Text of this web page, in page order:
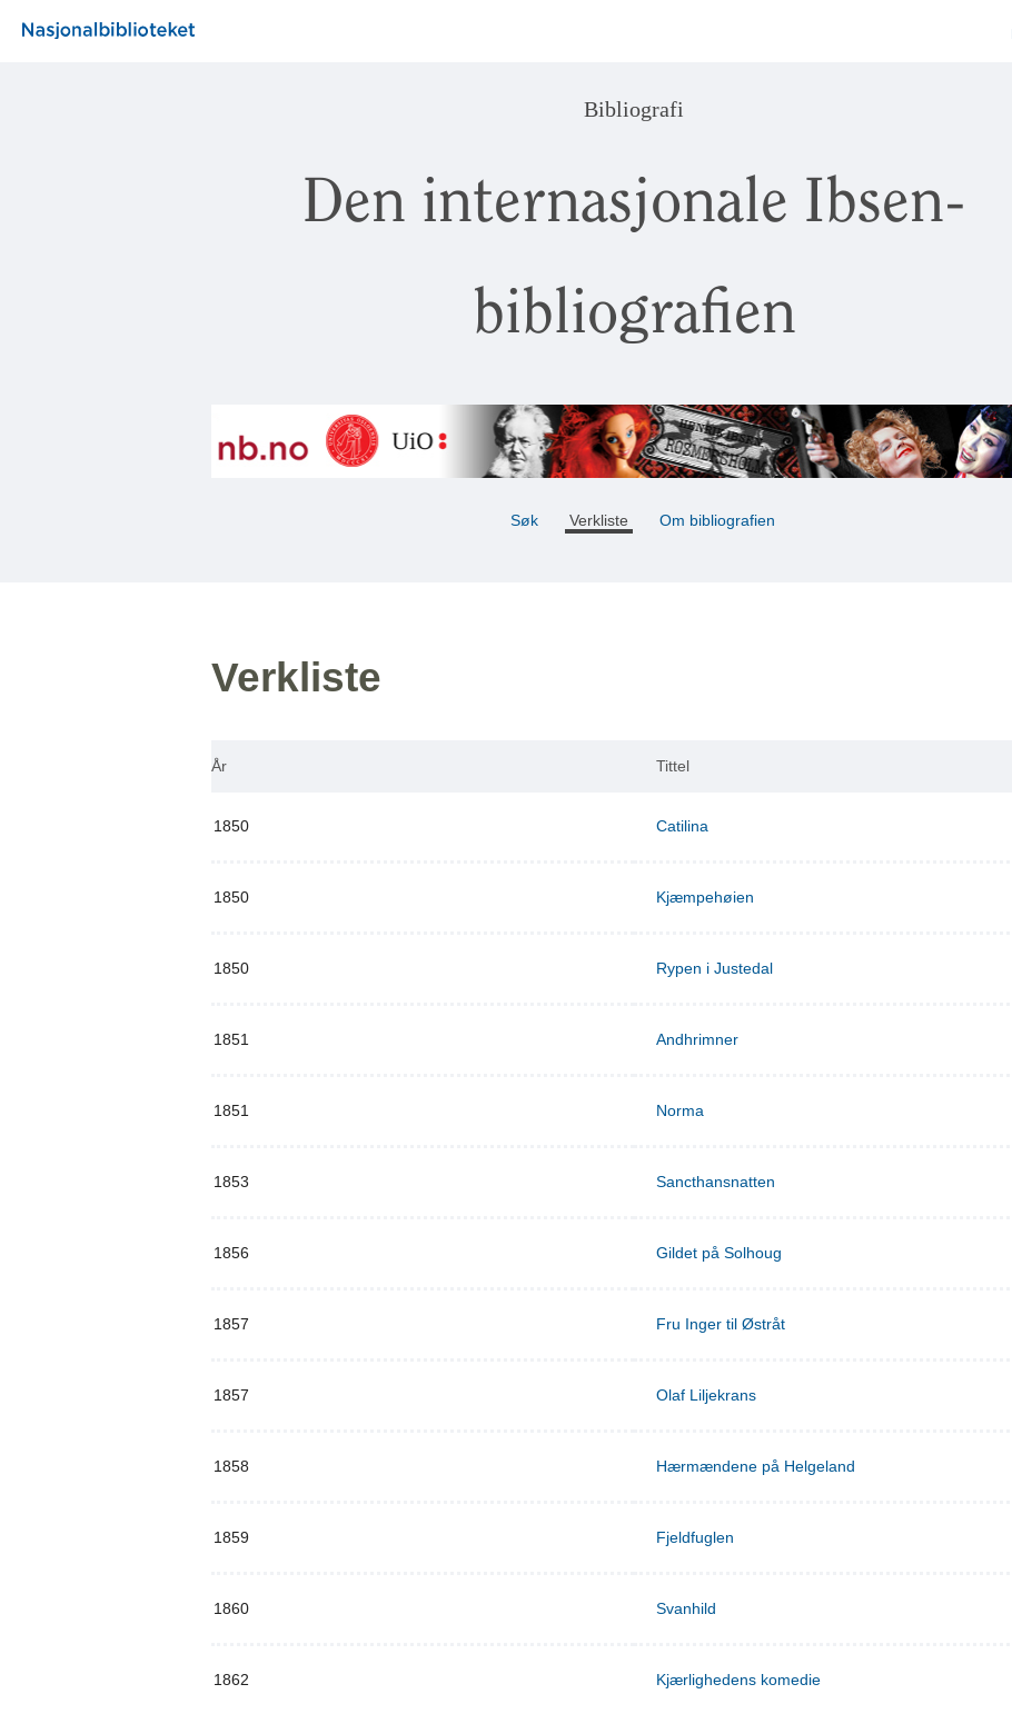
Bibliografi
Den internasjonale Ibsen-
bibliografien
Søk Verkliste Om bibliografien
Verkliste
År Tittel
1850 Catilina
1850 Kjæmpehøien
1850 Rypen i Justedal
1851 Andhrimner
1851 Norma
1853 Sancthansnatten
1856 Gildet på Solhoug
1857 Fru Inger til Østråt
1857 Olaf Liljekrans
1858 Hærmændene på Helgeland
1859 Fjeldfuglen
1860 Svanhild
1862 Kjærlighedens komedie